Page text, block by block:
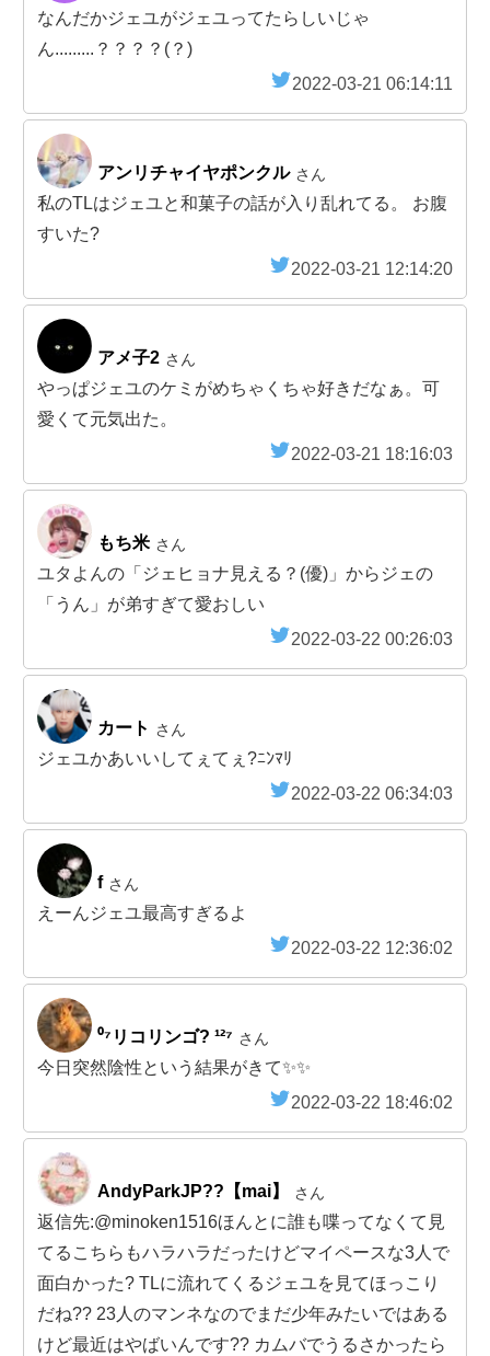
なんだかジェユがジェユってたらしいじゃ
ん.........？？？？(？)
2022-03-21 06:14:11
アンリチャイヤポンクル さん
私のTLはジェユと和菓子の話が入り乱れてる。 お腹
すいた?
2022-03-21 12:14:20
アメ子2 さん
やっぱジェユのケミがめちゃくちゃ好きだなぁ。可
愛くて元気出た。
2022-03-21 18:16:03
もち米 さん
ユタよんの「ジェヒョナ見える？(優)」からジェの
「うん」が弟すぎて愛おしい
2022-03-22 00:26:03
カート さん
ジェユかあいいしてぇてぇ?ﾆﾝﾏﾘ
2022-03-22 06:34:03
f さん
えーんジェユ最高すぎるよ
2022-03-22 12:36:02
⁰⁷リコリンゴ? ¹²⁷ さん
今日突然陰性という結果がきて✨✨
2022-03-22 18:46:02
AndyParkJP??【mai】 さん
返信先:@minoken1516ほんとに誰も喋ってなくて見
てるこちらもハラハラだったけどマイペースな3人で
面白かった? TLに流れてくるジェユを見てほっこり
だね?? 23人のマンネなのでまだ少年みたいではある
けど最近はやばいんです?? カムバでうるさかったら